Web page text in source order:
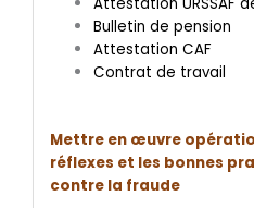
Bulletin de pension
Attestation CAF
Contrat de travail
Mettre en œuvre
réflexes et les bonnes
contre la fraude